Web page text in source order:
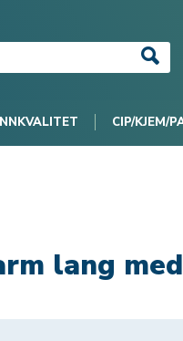
CIP/KJEM/
lang